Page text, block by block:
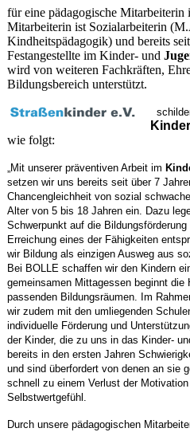
für eine pädagogische
Mitarbeiterin ist Sozialarbeiterin
Kindheitspädagogik) und bereits
Festangestellte im Kinder- und
wird von weiteren Fachkräften,
Bildungsbereich unterstützt.
wie folgt:
„Mit unserer präventiven Arbeit im
setzen wir uns bereits seit über 7
Chancengleichheit von sozial
Alter von 5 bis 18 Jahren ein. Dazu
Schwerpunkt auf die
Erreichung eines der Fähigkeiten
wir Bildung als einzigen Ausweg aus
Bei BOLLE schaffen wir den Kindern
gemeinsamen Mittagessen beginnt die
passenden Bildungsräumen. Im
wir zudem mit den umliegenden
individuelle Förderung und
der Kinder, die zu uns in das Kinder-
bereits in den ersten Jahren
und sind überfordert von denen an sie
schnell zu einem Verlust der
Selbstwertgefühl.
Durch unsere pädagogischen